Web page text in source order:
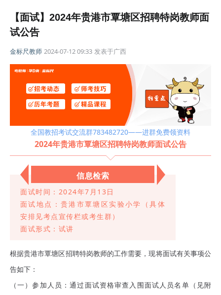
【面试】2024年贵港市覃塘区招聘特岗教师面
试公告
金标尺教师 2024-07-12 09:33 发表于广西
全国教招考试交流群783482720——进群免费领资料
2024年贵港市覃塘区招聘特岗教师面试公告
信息检索
面试时间：2024年7月13日
面试地点： 贵港市覃塘区实验小学（具体
安排见考点宣传栏或考生群）
面试形式：试讲
根据贵港市覃塘区招聘特岗教师的工作需要，现将面试有关事项公
告如下：
（一）参加人员：通过面试资格审查入围面试人员名单（见附